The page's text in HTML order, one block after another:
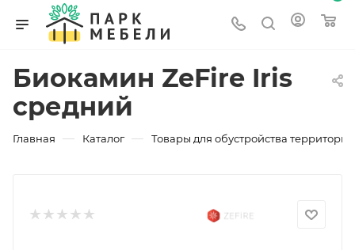
Биокамин ZeFire Iris
средний
Главная — Каталог — Товары для обустройства территории